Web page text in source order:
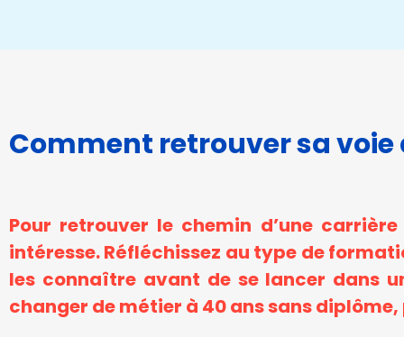
Comment retrouver sa voie
Pour retrouver le chemin d’une
intéresse. Réfléchissez au type de
les connaître avant de se lancer dans
changer de métier à 40 ans sans diplôme,